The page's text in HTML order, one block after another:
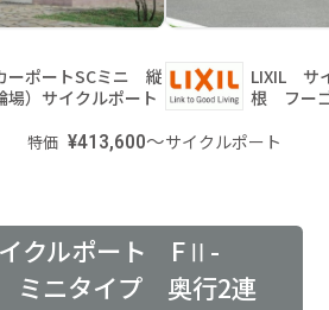
ーポートSCミニ 縦
場）サイクルポート
特価 ¥413,600～
LIXIL サ
根 フー
サイクルポート
イクルポート FⅡ-
ミニタイプ 奥行2連